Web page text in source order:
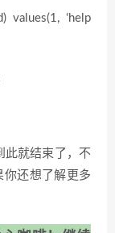
values(1, ‘help
此就结束了，不
你还想了解更多